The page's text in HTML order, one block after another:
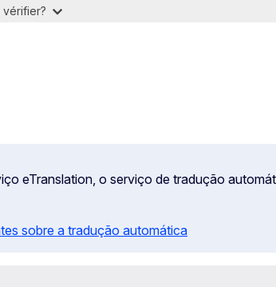
vérifier?
eTranslation, o serviço de tradução
sobre a tradução automática